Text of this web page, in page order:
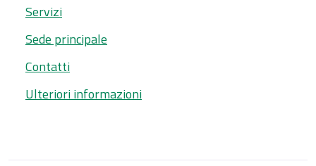
Servizi
Sede principale
Contatti
Ulteriori informazioni